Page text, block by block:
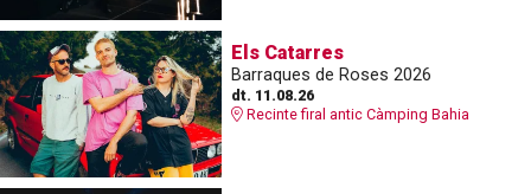
Els Catarres
Barraques de Roses 2026
dt. 11.08.26
Recinte firal antic Càmping Bahia